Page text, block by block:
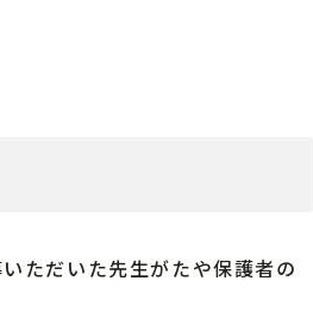
ただいた先生がたや保護者の